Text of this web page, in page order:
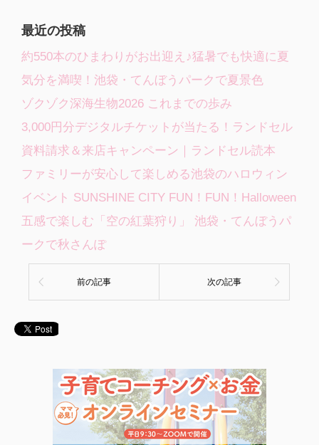
最近の投稿
約550本のひまわりがお出迎え♪猛暑でも快適に夏
気分を満喫！池袋・てんぼうパークで夏景色
ゾクゾク深海生物2026 これまでの歩み
3,000円分デジタルチケットが当たる！ランドセル
資料請求＆来店キャンペーン｜ランドセル読本
ファミリーが安心して楽しめる池袋のハロウィン
イベント SUNSHINE CITY FUN！FUN！Halloween
五感で楽しむ「空の紅葉狩り」 池袋・てんぼうパ
ークで秋さんぽ
前の記事 次の記事